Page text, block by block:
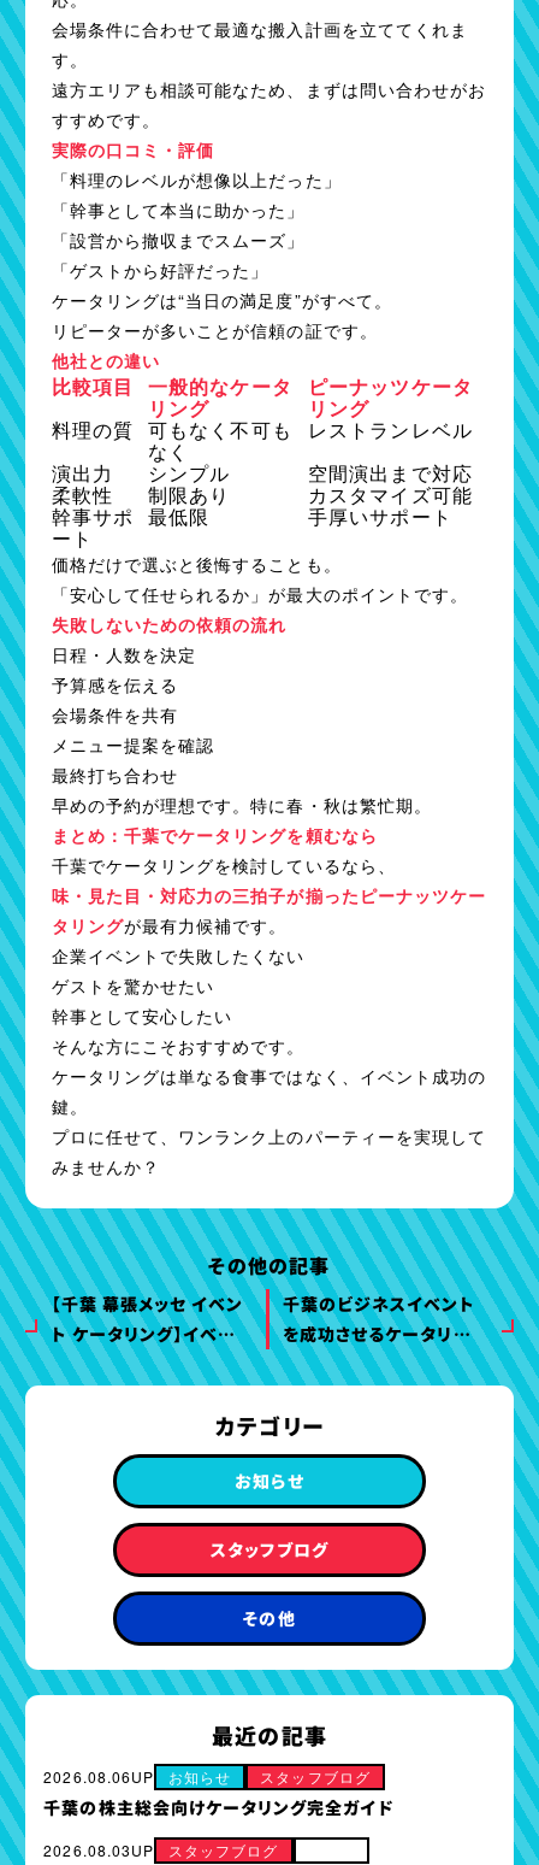
カテゴリー
お知らせ
スタッフブログ
その他
最近の記事
2026.08.06UP お知らせ スタッフブログ
千葉の株主総会向けケータリング完全ガイド
2026.08.03UP スタッフブログ
会場条件に合わせて最適な搬入計画を立ててくれま
す。
遠方エリアも相談可能なため、まずは問い合わせがお
すすめです。
実際の口コミ・評価
「料理のレベルが想像以上だった」
「幹事として本当に助かった」
「設営から撤収までスムーズ」
「ゲストから好評だった」
ケータリングは“当日の満足度”がすべて。
リピーターが多いことが信頼の証です。
他社との違い
比較項目 一般的なケータ
リング
ピーナッツケータ
リング
料理の質 可もなく不可も
なく
レストランレベル
演出力
シンプル 空間演出まで対応
柔軟性 制限あり カスタマイズ可能
幹事サポ
ート
最低限 手厚いサポート
価格だけで選ぶと後悔することも。
「安心して任せられるか」が最大のポイントです。
失敗しないための依頼の流れ
日程・人数を決定
予算感を伝える
会場条件を共有
メニュー提案を確認
最終打ち合わせ
早めの予約が理想です。特に春・秋は繁忙期。
まとめ：千葉でケータリングを頼むなら
千葉でケータリングを検討しているなら、
味・見た目・対応力の三拍子が揃ったピーナッツケー
タリングが最有力候補です。
企業イベントで失敗したくない
ゲストを驚かせたい
幹事として安心したい
そんな方にこそおすすめです。
ケータリングは単なる食事ではなく、イベント成功の
鍵。
プロに任せて、ワンランク上のパーティーを実現して
みませんか？
その他の記事
【千葉 幕張メッセ イベン
ト ケータリング】イベント
エキサイト×ピーナッツ
｜展示会・法人イベント
をワンストップで提供
千葉のビジネスイベント
を成功させるケータリング
活用術 ゲストの満足度を
成の秘訣【完全保存版
SEOガイド】